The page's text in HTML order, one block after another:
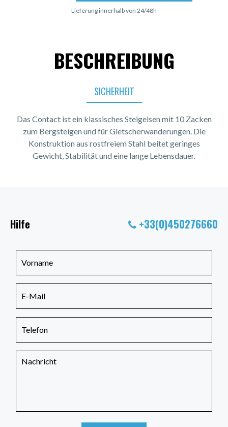
Lieferung innerhalb von 24/48h
BESCHREIBUNG
SICHERHEIT
Das Contact ist ein klassisches Steigeisen mit 10 Zacken
zum Bergsteigen und für Gletscherwanderungen. Die
Konstruktion aus rostfreiem Stahl beitet geringes
Gewicht, Stabilität und eine lange Lebensdauer.
Hilfe +33(0)450276660